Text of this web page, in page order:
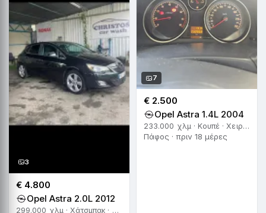
3
€ 4.800
Opel Astra 2.0L 2012
299.000 χλμ · Χάτσμπακ · Χειροκίνητο
7
€ 2.500
Opel Astra 1.4L 2004
233.000 χλμ · Κουπέ · Χειροκίνητο
Πάφος · πριν 18 μέρες